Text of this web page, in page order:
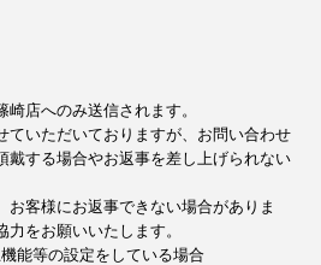
崎店へのみ送信されます。
ていただいておりますが、お問い合わせ
戴する場合やお返事を差し上げられない
お客様にお返事できない場合がありま
をお願いいたします。
能等の設定をしている場合